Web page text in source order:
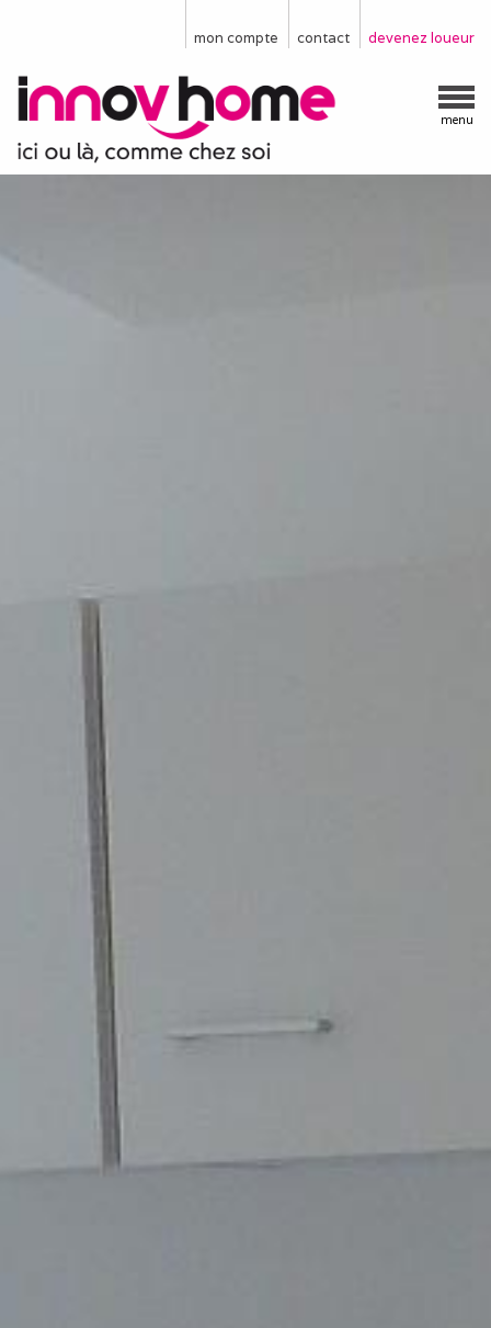
devenez loueur
contact
mon compte
menu